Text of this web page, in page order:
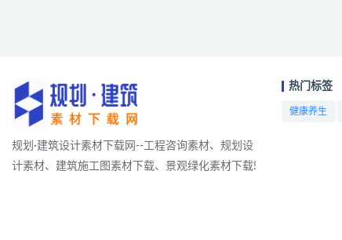
规划·建筑设计素材下载网--工程咨询素材、规划设
计素材、建筑施工图素材下载、景观绿化素材下载!
热门标签
健康养生